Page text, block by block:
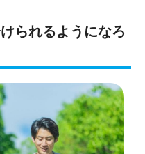
られるようになろ